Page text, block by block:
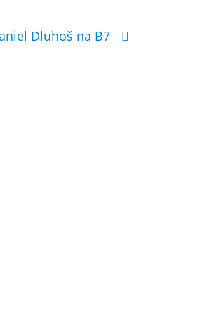
Dluhoš na B7